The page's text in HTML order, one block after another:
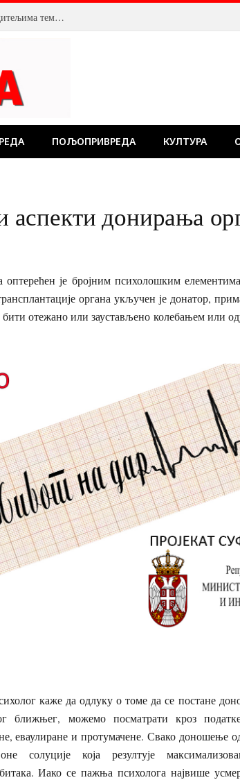
У Костолцу, венци на Спомен обележју рударима – градитељима темеља будућности
ПОЉОПРИВРЕДА КУЛТУРА
донирања
је бројним психолошким
органа укључен је донатор,
отежано или заустављено колебањем или
каже да одлуку о томе да се постане
ближњег, можемо посматрати кроз
еваулиране и протумачене. Свако доношење
солуције која резултује
Иако се пажња психолога највише